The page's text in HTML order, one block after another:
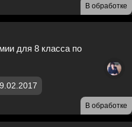
В обработке
В обработке
для 8 класса по